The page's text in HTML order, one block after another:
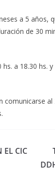
a 5 años,
de 30
a 18.30 hs.
EL CIC